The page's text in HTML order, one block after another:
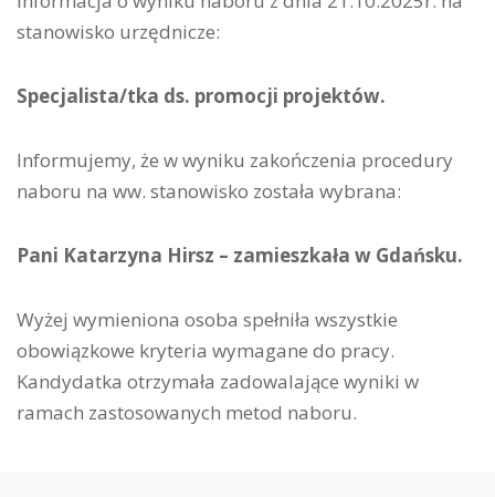
stanowisko urzędnicze:
Specjalista/tka ds. promocji projektów.
Informujemy, że w wyniku zakończenia procedury
naboru na ww. stanowisko została wybrana:
Pani Katarzyna Hirsz – zamieszkała w Gdańsku.
Wyżej wymieniona osoba spełniła wszystkie
obowiązkowe kryteria wymagane do pracy.
Kandydatka otrzymała zadowalające wyniki w
ramach zastosowanych metod naboru.